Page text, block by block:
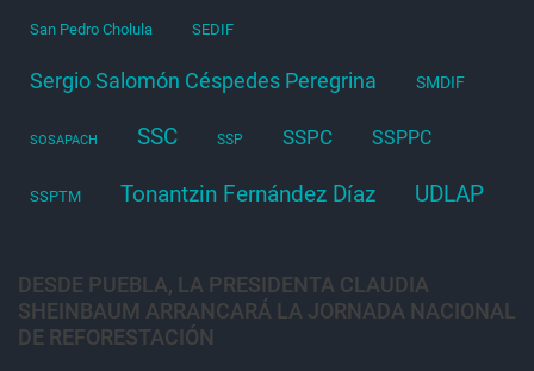
San Pedro Cholula SEDIF
Sergio Salomón Céspedes Peregrina SMDIF
SOSAPACH SSC SSP SSPC SSPPC
SSPTM Tonantzin Fernández Díaz UDLAP
DESDE PUEBLA, LA PRESIDENTA CLAUDIA
SHEINBAUM ARRANCARÁ LA JORNADA NACIONAL
DE REFORESTACIÓN